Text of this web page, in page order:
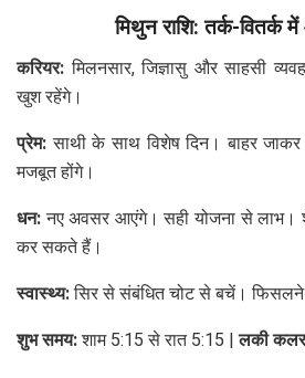
मिथुन राशि: तर्क-वितर्क
करियर: मिलनसार, जिज्ञासु और साहसी
खुश रहेंगे।
प्रेम: साथी के साथ विशेष दिन। बाहर
मजबूत होंगे।
धन: नए अवसर आएंगे। सही योजना से लाभ।
कर सकते हैं।
स्वास्थ्य:सिर से संबंधित चोट से बचें।
शुभ समय:शाम 5:15 से रात 5:15 |लकी